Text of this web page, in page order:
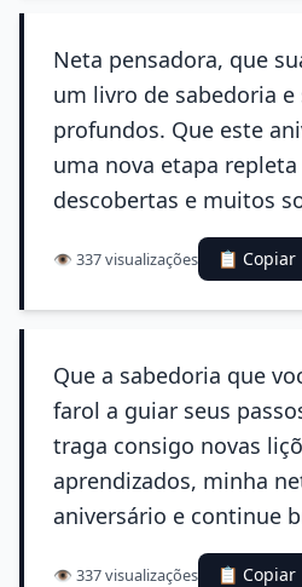
Neta pensadora, que
um livro de sabedoria
profundos. Que este
uma nova etapa
descobertas e muitos
👁️ 337 visualizações 📋 Copiar
Que a sabedoria que
farol a guiar seus
traga consigo novas
aprendizados, minha
aniversário e continue
👁️ 337 visualizações 📋 Copiar